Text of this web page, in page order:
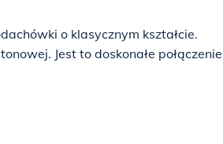
o klasycznym kształcie.
Jest to doskonałe połączenie